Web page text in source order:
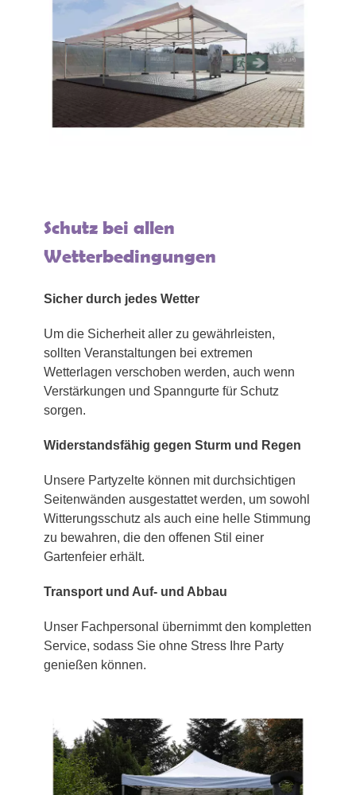
Schutz bei allen
Wetterbedingungen
Sicher durch jedes Wetter
Um die Sicherheit aller zu gewährleisten,
sollten Veranstaltungen bei extremen
Wetterlagen verschoben werden, auch wenn
Verstärkungen und Spanngurte für Schutz
sorgen.
Widerstandsfähig gegen Sturm und Regen
Unsere Partyzelte können mit durchsichtigen
Seitenwänden ausgestattet werden, um sowohl
Witterungsschutz als auch eine helle Stimmung
zu bewahren, die den offenen Stil einer
Gartenfeier erhält.
Transport und Auf- und Abbau
Unser Fachpersonal übernimmt den kompletten
Service, sodass Sie ohne Stress Ihre Party
genießen können.